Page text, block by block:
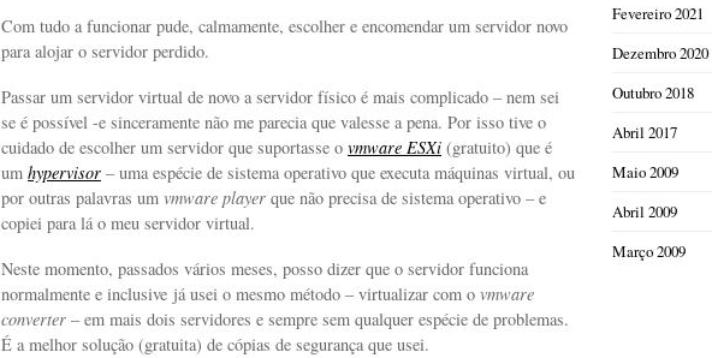
Com tudo a funcionar pude, calmamente, escolher e encomendar um servidor novo
para alojar o servidor perdido.
Passar um servidor virtual de novo a servidor físico é mais complicado – nem sei
se é possível -e sinceramente não me parecia que valesse a pena. Por isso tive o
cuidado de escolher um servidor que suportasse o vmware ESXi (gratuito) que é
um hypervisor – uma espécie de sistema operativo que executa máquinas virtual, ou
por outras palavras um vmware player que não precisa de sistema operativo – e
copiei para lá o meu servidor virtual.
Neste momento, passados vários meses, posso dizer que o servidor funciona
normalmente e inclusive já usei o mesmo método – virtualizar com o vmware
converter – em mais dois servidores e sempre sem qualquer espécie de problemas.
É a melhor solução (gratuita) de cópias de segurança que usei.
Fevereiro 2021
Dezembro 2020
Outubro 2018
Abril 2017
Maio 2009
Abril 2009
Março 2009